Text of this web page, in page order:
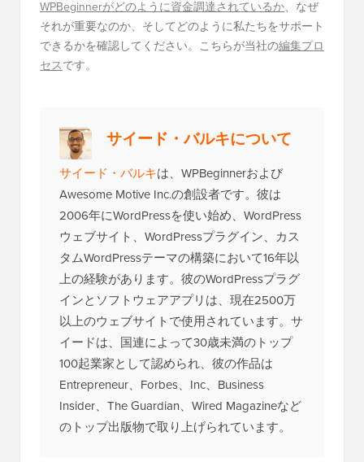
WPBeginnerがどのように資金調達されているか、なぜ
それが重要なのか、そしてどのように私たちをサポート
できるかを確認してください。こちらが当社の編集プロ
セスです。
サイード・バルキについて
サイード・バルキは、WPBeginnerおよび
Awesome Motive Inc.の創設者です。彼は
2006年にWordPressを使い始め、WordPress
ウェブサイト、WordPressプラグイン、カス
タムWordPressテーマの構築において16年以
上の経験があります。彼のWordPressプラグ
インとソフトウェアアプリは、現在2500万
以上のウェブサイトで使用されています。サ
イードは、国連によって30歳未満のトップ
100起業家として認められ、彼の作品は
Entrepreneur、Forbes、Inc、Business
Insider、The Guardian、Wired Magazineなど
のトップ出版物で取り上げられています。